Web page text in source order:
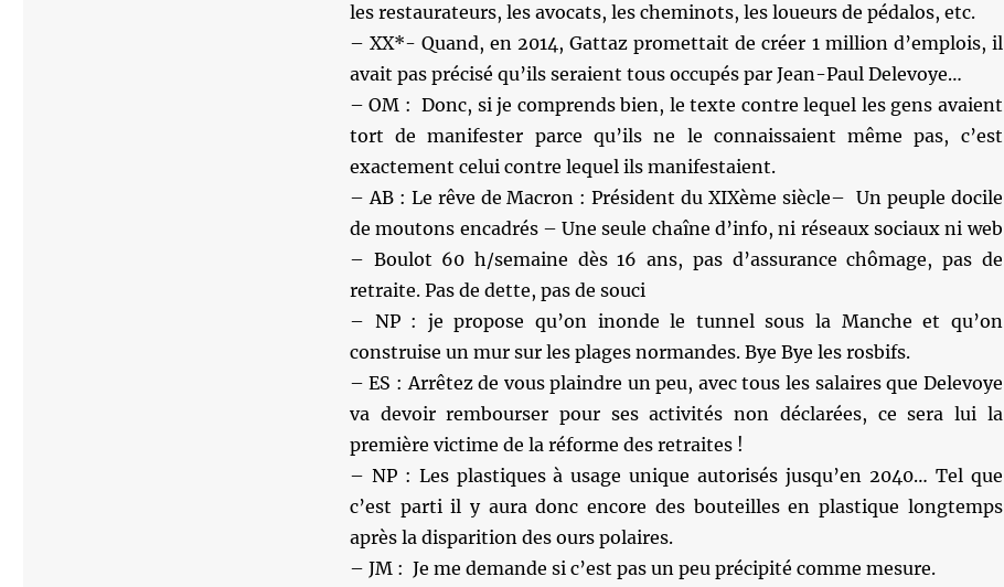
les restaurateurs, les avocats, les cheminots, les loueurs de pédalos, etc.
– XX*- Quand, en 2014, Gattaz promettait de créer 1 million d’emplois, il
avait pas précisé qu’ils seraient tous occupés par Jean-Paul Delevoye…
– OM : Donc, si je comprends bien, le texte contre lequel les gens avaient
tort de manifester parce qu’ils ne le connaissaient même pas, c’est
exactement celui contre lequel ils manifestaient.
– AB : Le rêve de Macron : Président du XIXème siècle– Un peuple docile
de moutons encadrés – Une seule chaîne d’info, ni réseaux sociaux ni web
– Boulot 60 h/semaine dès 16 ans, pas d’assurance chômage, pas de
retraite. Pas de dette, pas de souci
– NP : je propose qu’on inonde le tunnel sous la Manche et qu’on
construise un mur sur les plages normandes. Bye Bye les rosbifs.
– ES : Arrêtez de vous plaindre un peu, avec tous les salaires que Delevoye
va devoir rembourser pour ses activités non déclarées, ce sera lui la
première victime de la réforme des retraites !
– NP : Les plastiques à usage unique autorisés jusqu’en 2040… Tel que
c’est parti il y aura donc encore des bouteilles en plastique longtemps
après la disparition des ours polaires.
– JM : Je me demande si c’est pas un peu précipité comme mesure.